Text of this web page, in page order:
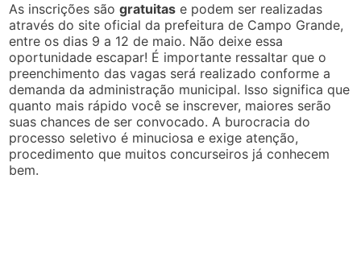
As inscrições sãogratuitas e podem ser realizadas
através do site oficial da prefeitura de Campo Grande,
entre os dias 9 a 12 de maio. Não deixe essa
oportunidade escapar! É importante ressaltar que o
preenchimento das vagas será realizado conforme a
demanda da administração municipal. Isso significa que
quanto mais rápido você se inscrever, maiores serão
suas chances de ser convocado. A burocracia do
processo seletivo é minuciosa e exige atenção,
procedimento que muitos concurseiros já conhecem
bem.